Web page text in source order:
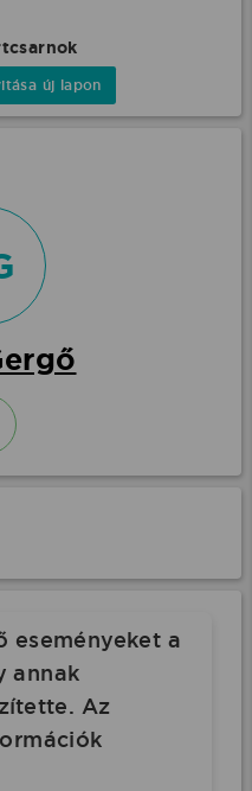
új lapon
eseményeket a
annak
Az